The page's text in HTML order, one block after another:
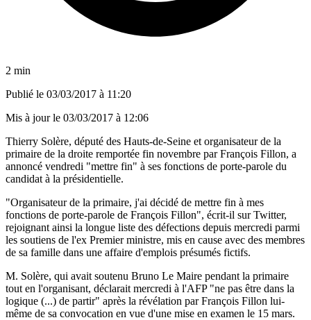
2 min
Publié le 03/03/2017 à 11:20
Mis à jour le 03/03/2017 à 12:06
Thierry Solère, député des Hauts-de-Seine et organisateur de la
primaire de la droite remportée fin novembre par François Fillon, a
annoncé vendredi "mettre fin" à ses fonctions de porte-parole du
candidat à la présidentielle.
"Organisateur de la primaire, j'ai décidé de mettre fin à mes
fonctions de porte-parole de François Fillon", écrit-il sur Twitter,
rejoignant ainsi la longue liste des défections depuis mercredi parmi
les soutiens de l'ex Premier ministre, mis en cause avec des membres
de sa famille dans une affaire d'emplois présumés fictifs.
M. Solère, qui avait soutenu Bruno Le Maire pendant la primaire
tout en l'organisant, déclarait mercredi à l'AFP "ne pas être dans la
logique (...) de partir" après la révélation par François Fillon lui-
même de sa convocation en vue d'une mise en examen le 15 mars.